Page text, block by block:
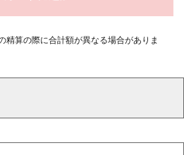
精算の際に合計額が異なる場合がありま